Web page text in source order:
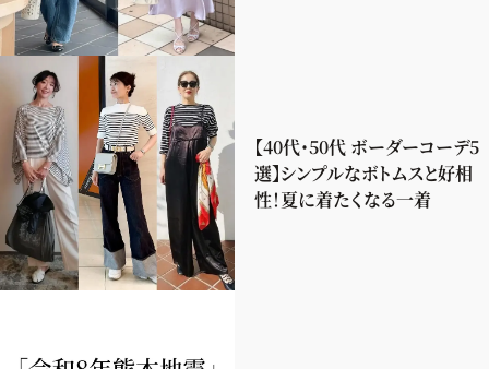
【40代・50代 ボーダーコーデ5
選】シンプルなボトムスと好相
性！夏に着たくなる一着